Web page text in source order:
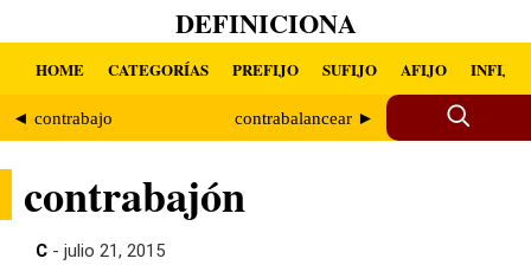
DEFINICIONA
HOME CATEGORÍAS PREFIJO SUFIJO AFIJO INFIJO
◄ contrabajo contrabalancear ►
contrabajón
C - julio 21, 2015